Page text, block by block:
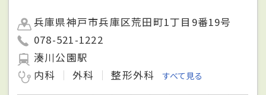
兵庫県神戸市兵庫区荒田町1丁目9番19号
078-521-1222
湊川公園駅
内科
外科 整形外科 すべて見る